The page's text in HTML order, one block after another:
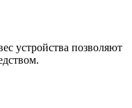
устройства позволяют